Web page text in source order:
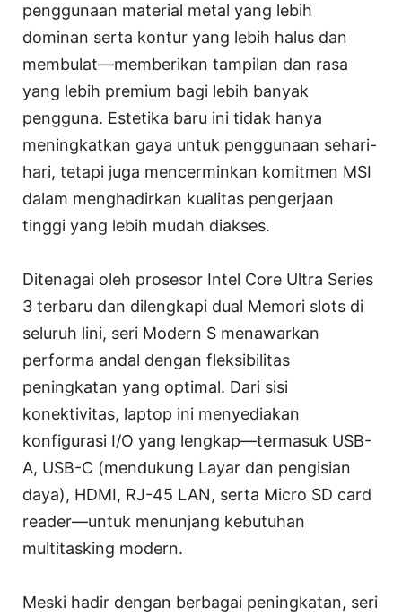
penggunaan material metal yang lebih
dominan serta kontur yang lebih halus dan
membulat—memberikan tampilan dan rasa
yang lebih premium bagi lebih banyak
pengguna. Estetika baru ini tidak hanya
meningkatkan gaya untuk penggunaan sehari-
hari, tetapi juga mencerminkan komitmen MSI
dalam menghadirkan kualitas pengerjaan
tinggi yang lebih mudah diakses.
Ditenagai oleh prosesor Intel Core Ultra Series
3 terbaru dan dilengkapi dual Memori slots di
seluruh lini, seri Modern S menawarkan
performa andal dengan fleksibilitas
peningkatan yang optimal. Dari sisi
konektivitas, laptop ini menyediakan
konfigurasi I/O yang lengkap—termasuk USB-
A, USB-C (mendukung Layar dan pengisian
daya), HDMI, RJ-45 LAN, serta Micro SD card
reader—untuk menunjang kebutuhan
multitasking modern.
Meski hadir dengan berbagai peningkatan, seri